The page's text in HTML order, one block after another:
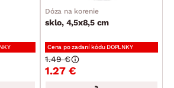
Dóza na korenie
sklo, 4,5x8,5 cm
Cena po zadaní kódu DOPLNKY
1.27 €
1.49 €